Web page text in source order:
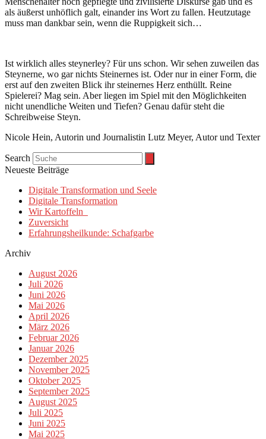
als äußerst unhöflich galt, einander ins Wort zu fallen. Heutzutage
muss man dankbar sein, wenn die Ruppigkeit sich…
Ist wirklich alles steynerley? Für uns schon. Wir sehen zuweilen das
Steynerne, wo gar nichts Steinernes ist. Oder nur in einer Form, die
erst auf den zweiten Blick ihr steinernes Herz enthüllt. Reine
Spielerei? Mag sein. Aber liegen im Spiel mit den Möglichkeiten
nicht unendliche Weiten und Tiefen? Genau dafür steht die
Schreibweise Steyn.
Nicole Hein, Autorin und Journalistin Lutz Meyer, Autor und Texter
Search
Neueste Beiträge
Digitale Transformation und Seele
Digitale Transformation
Wir Kartoffeln
Zuversicht
Erfahrungsheilkunde: Schafgarbe
Archiv
August 2026
Juli 2026
Juni 2026
Mai 2026
April 2026
März 2026
Februar 2026
Januar 2026
Dezember 2025
November 2025
Oktober 2025
September 2025
August 2025
Juli 2025
Juni 2025
Mai 2025